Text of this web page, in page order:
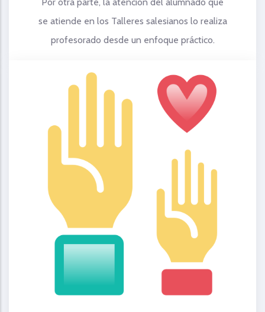
se atiende en los Talleres salesianos lo realiza
profesorado desde un enfoque práctico.